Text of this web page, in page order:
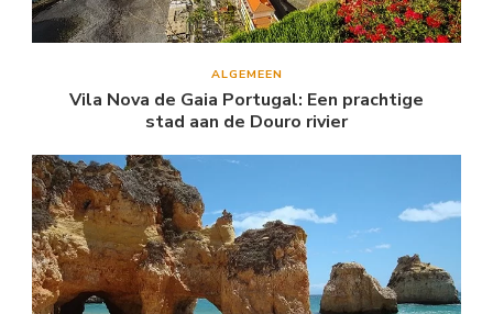
ALGEMEEN
Vila Nova de Gaia Portugal: Een prachtige
stad aan de Douro rivier